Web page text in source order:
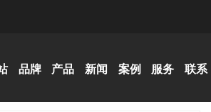
品牌 产品 新闻 案例 服务 联系